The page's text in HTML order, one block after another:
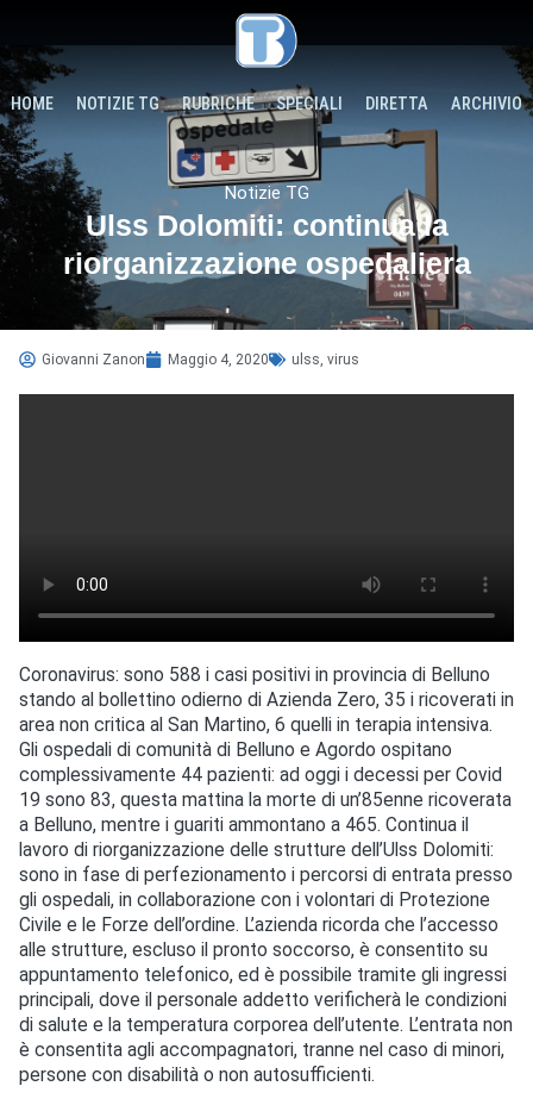
HOME NOTIZIE TG RUBRICHE SPECIALI DIRETTA ARCHIVIO
Notizie TG
Ulss Dolomiti: continua la
riorganizzazione ospedaliera
Giovanni Zanon Maggio 4, 2020 ulss virus
Coronavirus: sono 588 i casi positivi in provincia di Belluno
stando al bollettino odierno di Azienda Zero, 35 i ricoverati in
area non critica al San Martino, 6 quelli in terapia intensiva.
Gli ospedali di comunità di Belluno e Agordo ospitano
complessivamente 44 pazienti: ad oggi i decessi per Covid
19 sono 83, questa mattina la morte di un’85enne ricoverata
a Belluno, mentre i guariti ammontano a 465. Continua il
lavoro di riorganizzazione delle strutture dell’Ulss Dolomiti:
sono in fase di perfezionamento i percorsi di entrata presso
gli ospedali, in collaborazione con i volontari di Protezione
Civile e le Forze dell’ordine. L’azienda ricorda che l’accesso
alle strutture, escluso il pronto soccorso, è consentito su
appuntamento telefonico, ed è possibile tramite gli ingressi
principali, dove il personale addetto verificherà le condizioni
di salute e la temperatura corporea dell’utente. L’entrata non
è consentita agli accompagnatori, tranne nel caso di minori,
persone con disabilità o non autosufficienti.